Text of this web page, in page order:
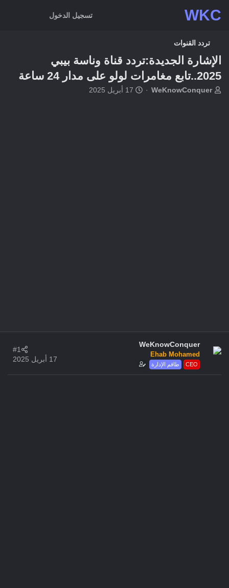
WKC تسجيل الدخول
تردد القنوات
الإشارة الجديدة:تردد قناة وناسة بيبي
2025..تابع مغامرات لولو على مدار 24 ساعة
بWeKnowConquer
ت17 أبريل 2025
WeKnowConquer
Ehab Mohamed
طاقم الإدارة CEO
17 أبريل 2025
#1